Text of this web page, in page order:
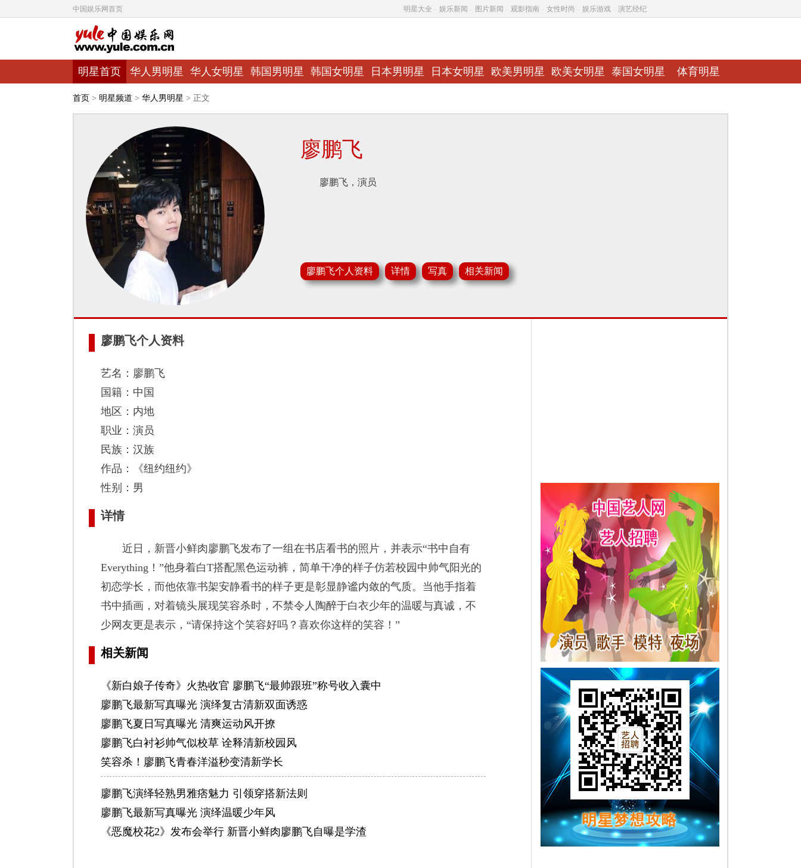
中国娱乐网首页 明星大全 娱乐新闻 图片新闻 观影指南 女性时尚 娱乐游戏 演艺经纪
明星首页 华人男明星 华人女明星 韩国男明星 韩国女明星 日本男明星 日本女明星 欧美男明星 欧美女明星 泰国女明星 体育明星
首页 > 明星频道 > 华人男明星 > 正文
廖鹏飞
廖鹏飞，演员
廖鹏飞个人资料 详情 写真 相关新闻
廖鹏飞个人资料
艺名：廖鹏飞
国籍：中国
地区：内地
职业：演员
民族：汉族
作品：《纽约纽约》
性别：男
详情
近日，新晋小鲜肉廖鹏飞发布了一组在书店看书的照片，并表示“书中自有
Everything！”他身着白T搭配黑色运动裤，简单干净的样子仿若校园中帅气阳光的
初恋学长，而他依靠书架安静看书的样子更是彰显静谧内敛的气质。当他手指着
书中插画，对着镜头展现笑容杀时，不禁令人陶醉于白衣少年的温暖与真诚，不
少网友更是表示，“请保持这个笑容好吗？喜欢你这样的笑容！”
相关新闻
《新白娘子传奇》火热收官 廖鹏飞“最帅跟班”称号收入囊中
廖鹏飞最新写真曝光 演绎复古清新双面诱惑
廖鹏飞夏日写真曝光 清爽运动风开撩
廖鹏飞白衬衫帅气似校草 诠释清新校园风
笑容杀！廖鹏飞青春洋溢秒变清新学长
廖鹏飞演绎轻熟男雅痞魅力 引领穿搭新法则
廖鹏飞最新写真曝光 演绎温暖少年风
《恶魔校花2》发布会举行 新晋小鲜肉廖鹏飞自曝是学渣